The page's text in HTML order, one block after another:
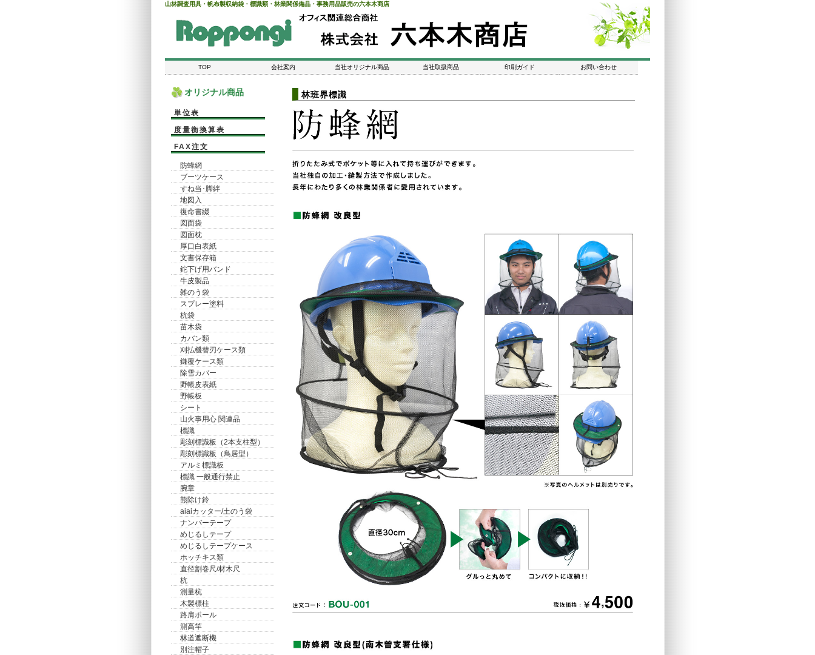
山林調査用具・帆布製収納袋・標識類・林業関係備品・事務用品販売の六本木商店
TOP 会社案内 当社オリジナル商品 当社取扱商品 印刷ガイド お問い合わせ
オリジナル商品
単位表
度量衡換算表
FAX注文
防蜂網
ブーツケース
すね当･脚絆
地図入
復命書綴
図面袋
図面枕
厚口白表紙
文書保存箱
鉈下げ用バンド
牛皮製品
雑のう袋
スプレー塗料
杭袋
苗木袋
カバン類
刈払機替刃ケース類
鎌覆ケース類
除雪カバー
野帳皮表紙
野帳板
シート
山火事用心 関連品
標識
彫刻標識板（2本支柱型）
彫刻標識板（鳥居型）
アルミ標識板
標識 一般通行禁止
腕章
熊除け鈴
aiaiカッター/土のう袋
ナンバーテープ
めじるしテープ
めじるしテープケース
ホッチキス類
直径割巻尺/材木尺
杭
測量杭
木製標柱
路肩ポール
測高竿
林道遮断機
別注帽子
林班界標識